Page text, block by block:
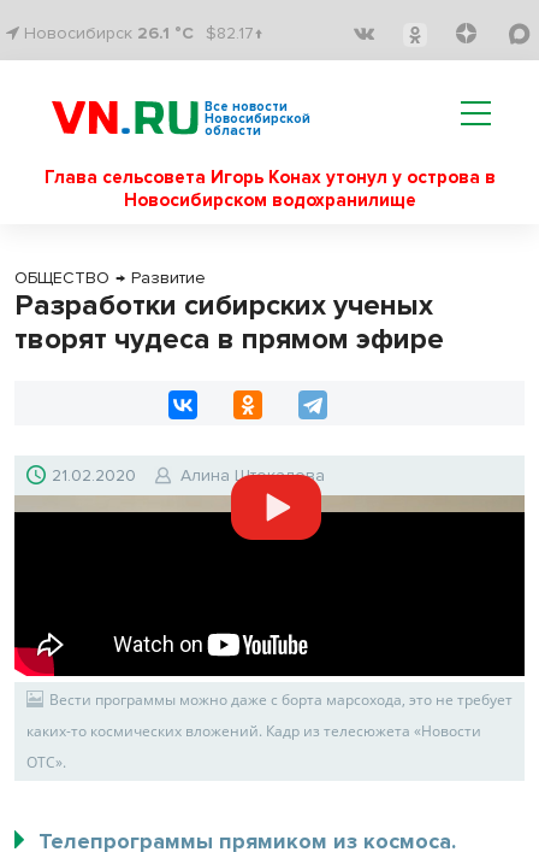
Новосибирск 26.1 °C $82.17↑
Все новости
Новосибирской
области
Глава сельсовета Игорь Конах утонул у острова в
Новосибирском водохранилище
ОБЩЕСТВО → Развитие
Разработки сибирских ученых
творят чудеса в прямом эфире
21.02.2020 Алина Штокалова
Вести программы можно даже с борта марсохода, это не требует
каких-то космических вложений. Кадр из телесюжета «Новости
ОТС».
Телепрограммы прямиком из космоса.